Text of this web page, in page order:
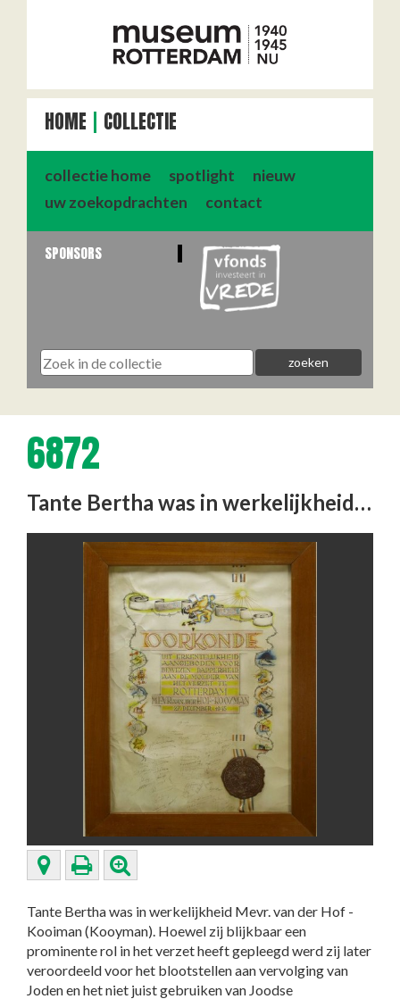
HOME COLLECTIE
collectie home spotlight
nieuw
uw zoekopdrachten
contact
SPONSORS
6872
Tante Bertha was in werkelijkheid Mevr. van der Hof - Kooiman (Kooyman). Hoewel zij blijkbaar een prominente rol in …
Tante Bertha was in werkelijkheid Mevr. van der Hof -
Kooiman (Kooyman). Hoewel zij blijkbaar een
prominente rol in het verzet heeft gepleegd werd zij later
veroordeeld voor het blootstellen aan vervolging van
Joden en het niet juist gebruiken van Joodse